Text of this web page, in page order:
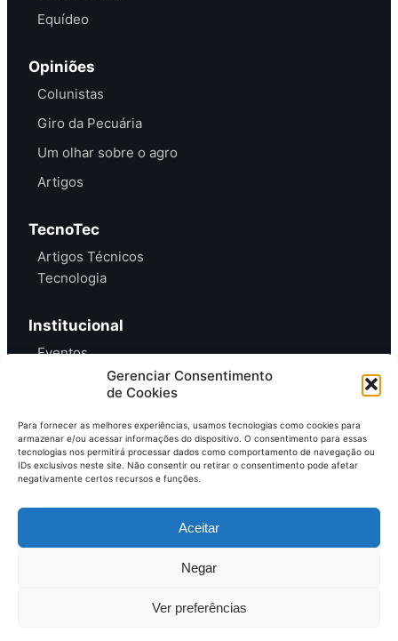
Gerenciar Consentimento
de Cookies
Para fornecer as melhores experiências, usamos tecnologias como cookies para
armazenar e/ou acessar informações do dispositivo. O consentimento para essas
tecnologias nos permitirá processar dados como comportamento de navegação ou
IDs exclusivos neste site. Não consentir ou retirar o consentimento pode afetar
negativamente certos recursos e funções.
Aceitar
Negar
Ver preferências
Equídeo
Opiniões
Colunistas
Giro da Pecuária
Um olhar sobre o agro
Artigos
TecnoTec
Artigos Técnicos
Tecnologia
Institucional
Eventos
Entre em contato e
DownloadMidiaKit